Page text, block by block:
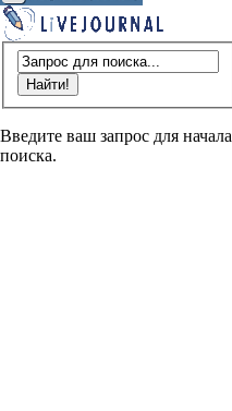
Введите ваш запрос для начала
поиска.